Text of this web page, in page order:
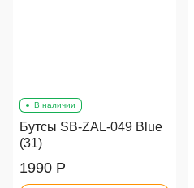
В наличии
Бутсы SB-ZAL-049 Blue
(31)
1990 Р